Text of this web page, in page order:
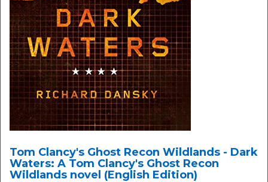
Tom Clancy's Ghost Recon Wildlands - Dark
Waters: A Tom Clancy's Ghost Recon
Wildlands novel (English Edition)